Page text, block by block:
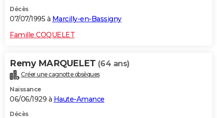
Décès
07/07/1995 à Marcilly-en-Bassigny
Famille COQUELET
Remy MARQUELET (64 ans)
Créer une cagnotte obsèques
Naissance
06/06/1929 à Haute-Amance
Décès